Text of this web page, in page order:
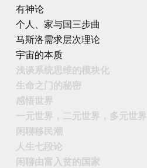
有神论
个人、家与国三步曲
马斯洛需求层次理论
宇宙的本质
浅谈系统思维的模块化
生命之门的秘密
感悟世界
一元世界，二元世界，多元世界
闲聊移民潮
人生七段论
闲聊由富入贫的国家